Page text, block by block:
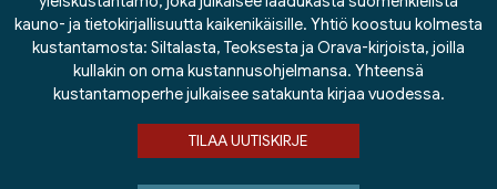
kauno- ja tietokirjallisuutta kaikenikäisille. Yhtiö koostuu kolmesta
kustantamosta: Siltalasta, Teoksesta ja Orava-kirjoista, joilla
kullakin on oma kustannusohjelmansa. Yhteensä
kustantamoperhe julkaisee satakunta kirjaa vuodessa.
TILAA UUTISKIRJE